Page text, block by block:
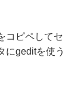
コピペしてセ
にgeditを使う